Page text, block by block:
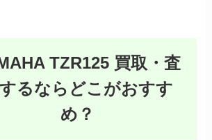
TZR125 買取・査
るならどこがおすす
め？